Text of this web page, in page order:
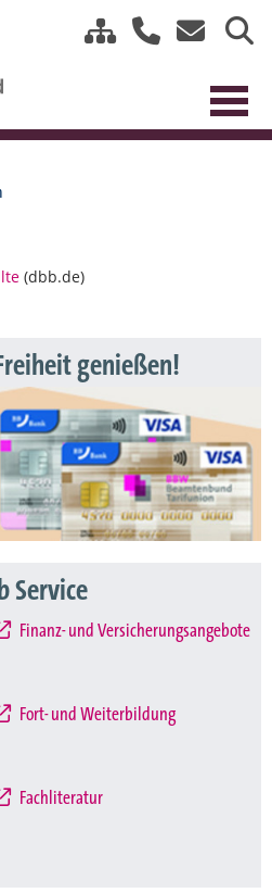
(dbb.de)
genießen!
Service
Finanz- und Versicherungsangebote
Fort- und Weiterbildung
Fachliteratur